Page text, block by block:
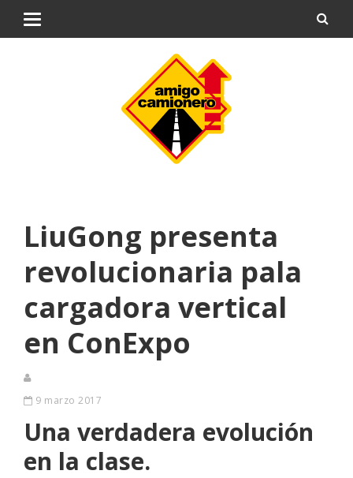
LiuGong presenta
revolucionaria pala
cargadora vertical
en ConExpo
9 marzo 2017
Una verdadera evolución
en la clase.